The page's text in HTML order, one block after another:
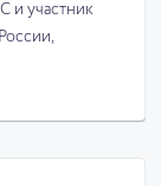
и участник